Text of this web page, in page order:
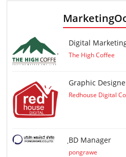
Digital
The High Coffee
Graphic
Redhouse Digital
ฺBD Manager
pongrawe